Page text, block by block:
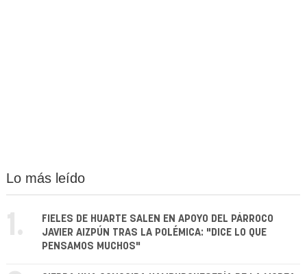
Lo más leído
1.
FIELES DE HUARTE SALEN EN APOYO DEL PÁRROCO
JAVIER AIZPÚN TRAS LA POLÉMICA: "DICE LO QUE
PENSAMOS MUCHOS"